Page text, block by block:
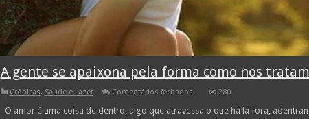
A gente se apaixona pela forma como nos tratam
Crónicas, Saúde e Lazer Comentários fechadosem
gente
280
O amor é uma coisa de dentro, algo que atravessa o que há lá fora,